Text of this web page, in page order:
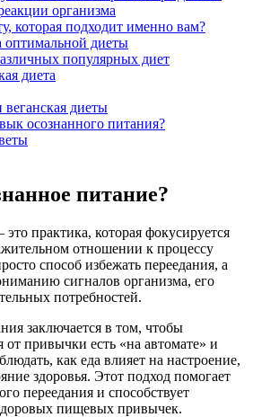
организма
которая подходит именно вам?
диеты
популярных диет
диета
веганская диеты
осознанного питания?
питание?
практика, которая фокусируется
отношении к процессу
способ избежать переедания, а
сигналов организма, его
потребностей.
заключается в том, чтобы
от привычки есть «на автомате» и
как еда влияет на настроение,
здоровья. Этот подход помогает
переедания и способствует
пищевых привычек.